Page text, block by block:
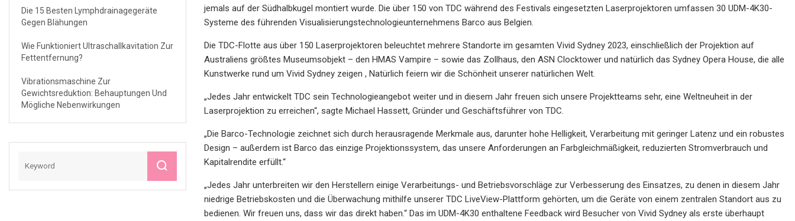
Die 15 Besten Lymphdrainagegeräte
Gegen Blähungen
Wie Funktioniert Ultraschallkavitation Zur
Fettentfernung?
Vibrationsmaschine Zur
Gewichtsreduktion: Behauptungen Und
Mögliche Nebenwirkungen
jemals auf der Südhalbkugel montiert wurde. Die über 150 von TDC während des Festivals eingesetzten Laserprojektoren umfassen 30 UDM-4K30-
Systeme des führenden Visualisierungstechnologieunternehmens Barco aus Belgien.
Die TDC-Flotte aus über 150 Laserprojektoren beleuchtet mehrere Standorte im gesamten Vivid Sydney 2023, einschließlich der Projektion auf
Australiens größtes Museumsobjekt – den HMAS Vampire – sowie das Zollhaus, den ASN Clocktower und natürlich das Sydney Opera House, die alle
Kunstwerke rund um Vivid Sydney zeigen , Natürlich feiern wir die Schönheit unserer natürlichen Welt.
„Jedes Jahr entwickelt TDC sein Technologieangebot weiter und in diesem Jahr freuen sich unsere Projektteams sehr, eine Weltneuheit in der
Laserprojektion zu erreichen“, sagte Michael Hassett, Gründer und Geschäftsführer von TDC.
„Die Barco-Technologie zeichnet sich durch herausragende Merkmale aus, darunter hohe Helligkeit, Verarbeitung mit geringer Latenz und ein robustes
Design – außerdem ist Barco das einzige Projektionssystem, das unsere Anforderungen an Farbgleichmäßigkeit, reduzierten Stromverbrauch und
Kapitalrendite erfüllt.“
„Jedes Jahr unterbreiten wir den Herstellern einige Verarbeitungs- und Betriebsvorschläge zur Verbesserung des Einsatzes, zu denen in diesem Jahr
niedrige Betriebskosten und die Überwachung mithilfe unserer TDC LiveView-Plattform gehörten, um die Geräte von einem zentralen Standort aus zu
bedienen. Wir freuen uns, dass wir das direkt haben.“ Das im UDM-4K30 enthaltene Feedback wird Besucher von Vivid Sydney als erste überhaupt